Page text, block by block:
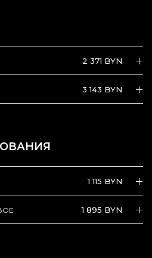
2 371 BYN
3 143 BYN
1 115 BYN
1 895 BYN